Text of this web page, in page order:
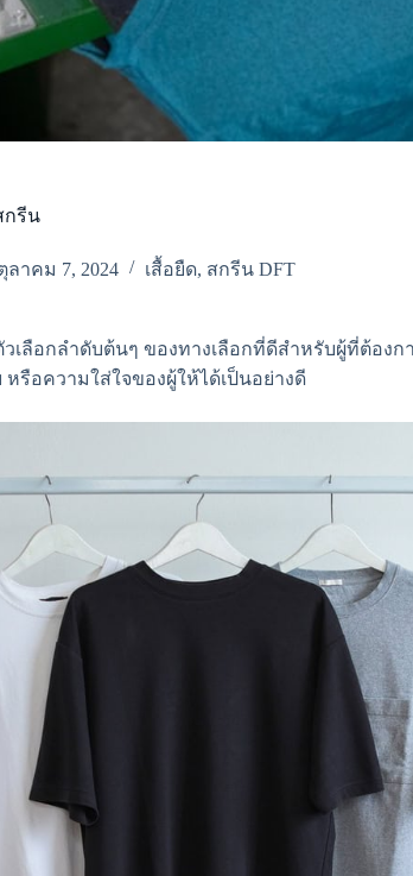
กรีน
ลาคม 7, 2024 เสื้อยืด, สกรีน DFT
วเลือกลำดับต้นๆ ของทางเลือกที่ดีสำหรับผู้ที่ต้องก
รือความใส่ใจของผู้ให้ได้เป็นอย่างดี